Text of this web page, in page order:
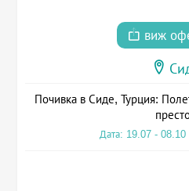
виж
Почивка в Сиде, Турция:
Дата: 19.07 -